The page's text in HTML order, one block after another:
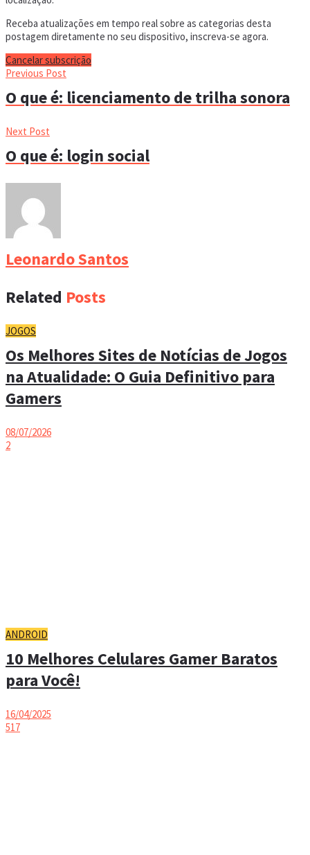
Receba atualizações em tempo real sobre as categorias desta
postagem diretamente no seu dispositivo, inscreva-se agora.
Cancelar subscrição
Previous Post
O que é: licenciamento de trilha sonora
Next Post
O que é: login social
Leonardo Santos
Related Posts
JOGOS
Os Melhores Sites de Notícias de Jogos
na Atualidade: O Guia Definitivo para
Gamers
08/07/2026
2
ANDROID
10 Melhores Celulares Gamer Baratos
para Você!
16/04/2025
517